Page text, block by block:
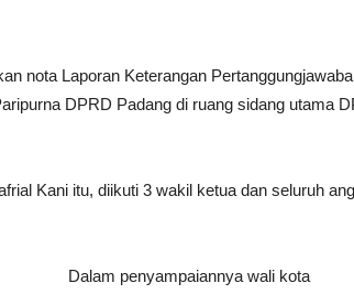
nota Laporan Keterangan
DPRD Padang di ruang sidang utama
Kani itu, diikuti 3 wakil ketua dan seluruh
Dalam penyampaiannya wali kota